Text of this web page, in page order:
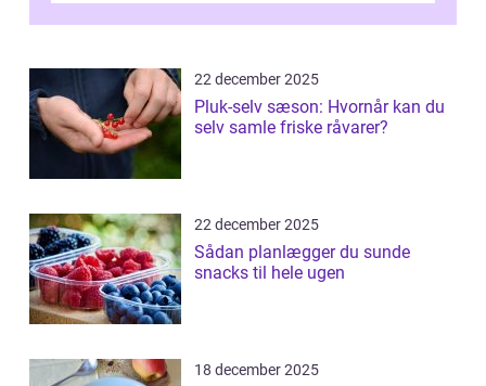
22 december 2025
Pluk-selv sæson: Hvornår kan du
selv samle friske råvarer?
22 december 2025
Sådan planlægger du sunde
snacks til hele ugen
18 december 2025